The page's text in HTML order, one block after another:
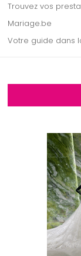
Trouvez vos
Mariage.be
Votre guide dans